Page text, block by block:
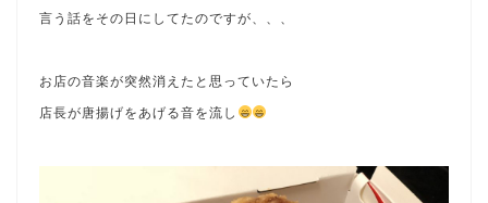
言う話をその日にしてたのですが、、、
お店の音楽が突然消えたと思っていたら
店長が唐揚げをあげる音を流し